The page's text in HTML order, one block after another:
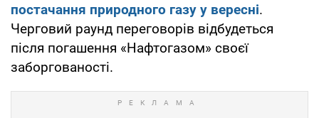
постачання природного газу у вересні.
Черговий раунд переговорів відбудеться
після погашення «Нафтогазом» своєї
заборгованості.